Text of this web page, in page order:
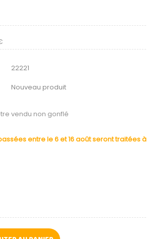
22221
Nouveau produit
vendu non gonflé
entre le 6 et 16 août seront traitées à